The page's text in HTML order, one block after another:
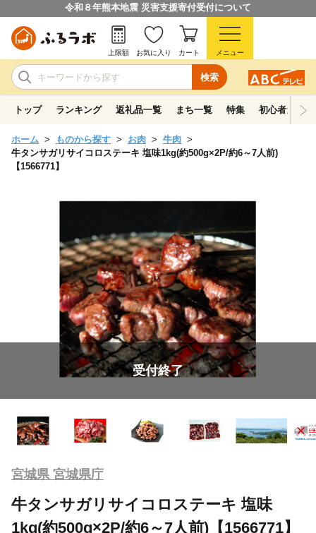
令和８年熊本地震 災害支援寄付受付について
検索
上限額 お気に入り カート メニュー
トップ ランキング 返礼品一覧 まち一覧 特集 初心者ガイド
ホーム ものから探す お肉
牛肉
牛タンサガリサイコロステーキ 塩味1kg(約500g×2P/約6～7人前)
【1566771】
受付終了
宮城県 宮城県庁
牛タンサガリサイコロステーキ 塩味
1kg(約500g×2P/約6～7人前)【1566771】